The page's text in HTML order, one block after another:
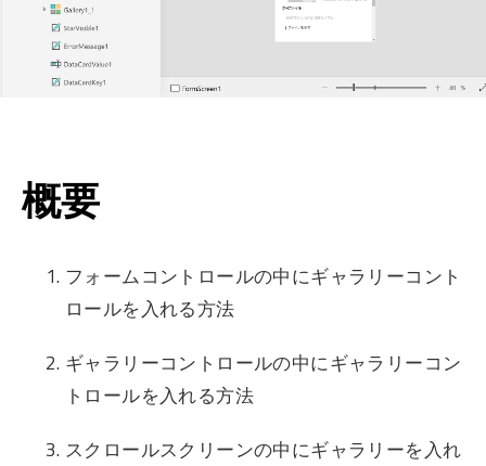
概要
フォームコントロールの中にギャラリーコント
ロールを入れる方法
ギャラリーコントロールの中にギャラリーコン
トロールを入れる方法
スクロールスクリーンの中にギャラリーを入れ